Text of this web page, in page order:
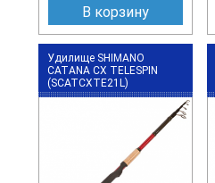
В корзину
Удилище SHIMANO
CATANA CX TELESPIN
(SCATCXTE21L)